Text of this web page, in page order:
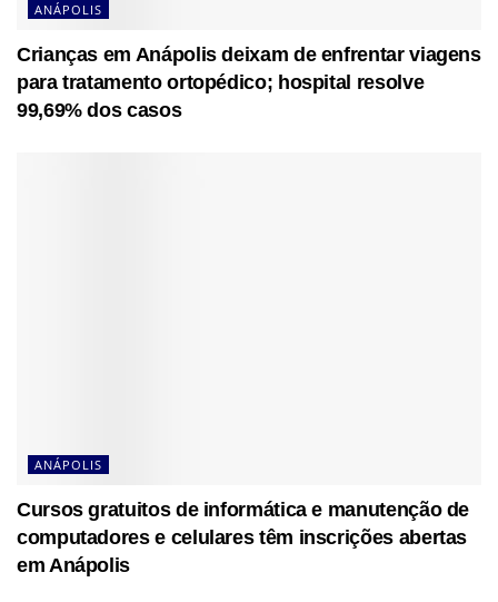
ANÁPOLIS
Crianças em Anápolis deixam de enfrentar viagens
para tratamento ortopédico; hospital resolve
99,69% dos casos
ANÁPOLIS
Cursos gratuitos de informática e manutenção de
computadores e celulares têm inscrições abertas
em Anápolis